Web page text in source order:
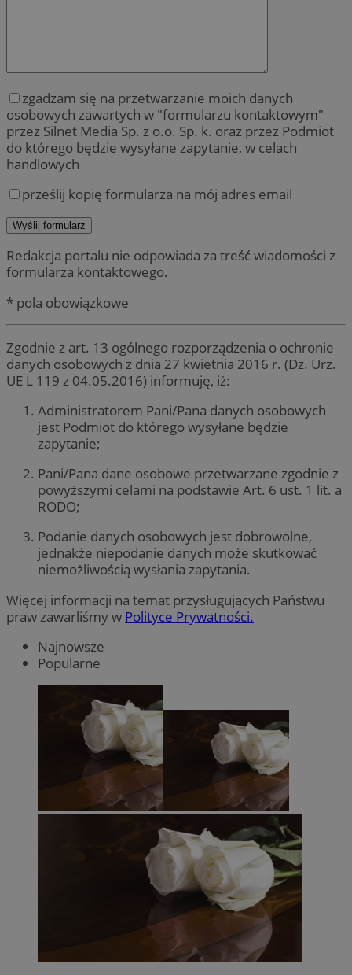
zgadzam się na przetwarzanie moich danych
osobowych zawartych w "formularzu kontaktowym"
przez Silnet Media Sp. z o.o. Sp. k. oraz przez Podmiot
do którego będzie wysyłane zapytanie, w celach
handlowych
prześlij kopię formularza na mój adres email
Redakcja portalu nie odpowiada za treść wiadomości z
formularza kontaktowego.
* pola obowiązkowe
Zgodnie z art. 13 ogólnego rozporządzenia o ochronie
danych osobowych z dnia 27 kwietnia 2016 r. (Dz. Urz.
UE L 119 z 04.05.2016) informuję, iż:
Administratorem Pani/Pana danych osobowych
jest Podmiot do którego wysyłane będzie
zapytanie;
Pani/Pana dane osobowe przetwarzane zgodnie z
powyższymi celami na podstawie Art. 6 ust. 1 lit. a
RODO;
Podanie danych osobowych jest dobrowolne,
jednakże niepodanie danych może skutkować
niemożliwością wysłania zapytania.
Więcej informacji na temat przysługujących Państwu
praw zawarliśmy w Polityce Prywatności.
Najnowsze
Popularne